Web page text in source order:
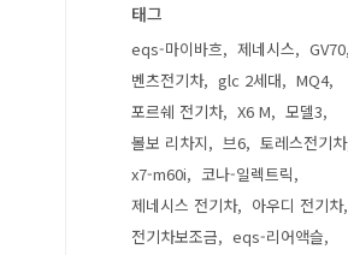
태그
eqs-마이바흐 제네시스
GV70
벤츠전기차
glc 2세대
MQ4
포르쉐 전기차
X6 M
모델3
볼보 리차지
브6
토레스전기차
x7-m60i
코나-일렉트릭
제네시스 전기차
아우디 전기차
전기차보조금
eqs-리어액슬